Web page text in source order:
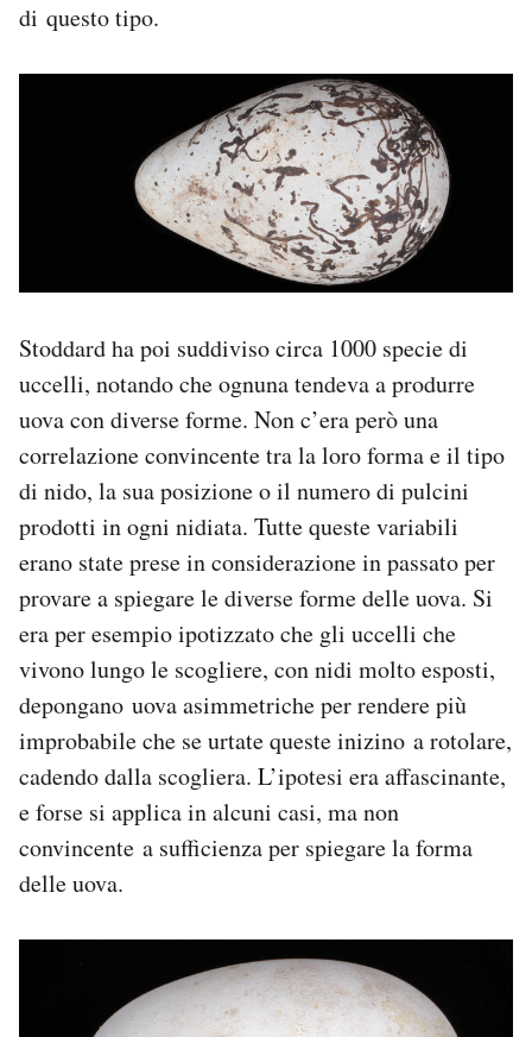
di questo tipo.
Stoddard ha poi suddiviso circa 1000 specie di
uccelli, notando che ognuna tendeva a produrre
uova con diverse forme. Non c’era però una
correlazione convincente tra la loro forma e il tipo
di nido, la sua posizione o il numero di pulcini
prodotti in ogni nidiata. Tutte queste variabili
erano state prese in considerazione in passato per
provare a spiegare le diverse forme delle uova. Si
era per esempio ipotizzato che gli uccelli che
vivono lungo le scogliere, con nidi molto esposti,
depongano uova asimmetriche per rendere più
improbabile che se urtate queste inizino a rotolare,
cadendo dalla scogliera. L’ipotesi era affascinante,
e forse si applica in alcuni casi, ma non
convincente a sufficienza per spiegare la forma
delle uova.